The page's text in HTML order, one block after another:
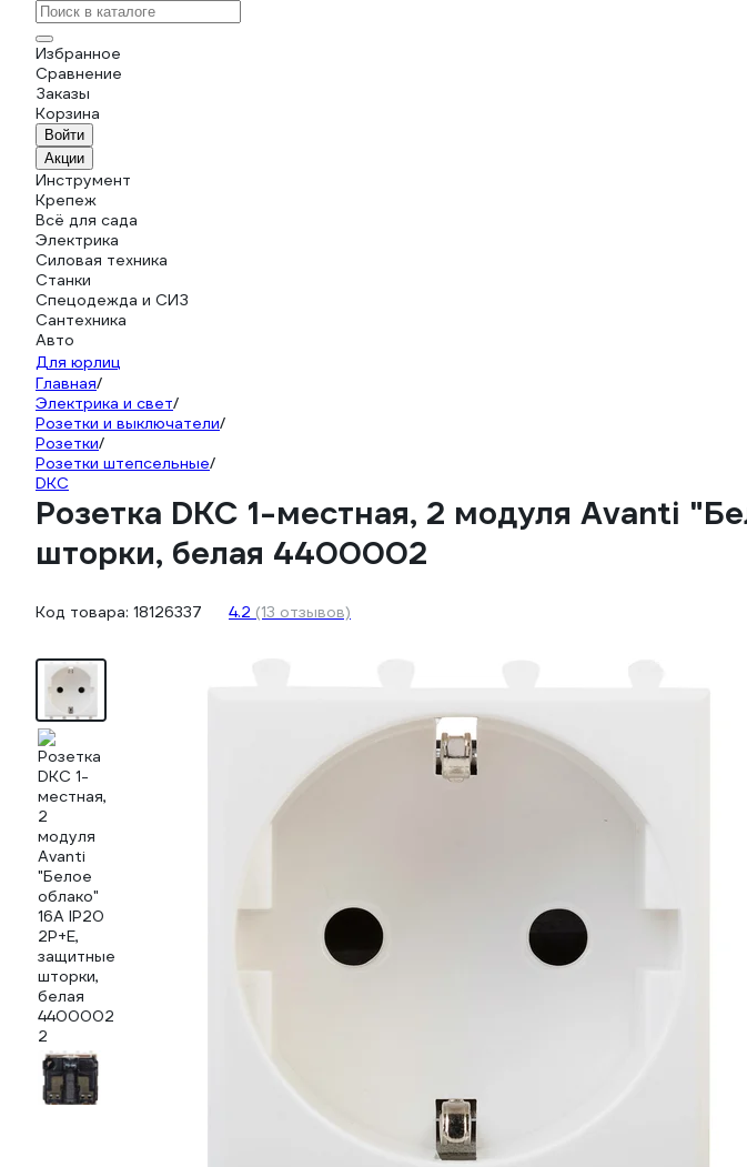
Избранное
Сравнение
Заказы
Корзина
Войти
Акции
Инструмент
Крепеж
Всё для сада
Электрика
Силовая техника
Станки
Спецодежда и СИЗ
Сантехника
Авто
Для юрлиц
Главная/
Электрика и свет/
Розетки и выключатели/
Розетки/
Розетки штепсельные/
DKC
Розетка DKC 1-местная, 2 модуля Avanti
шторки, белая 4400002
Код товара: 18126337 4.2 (13 отзывов)